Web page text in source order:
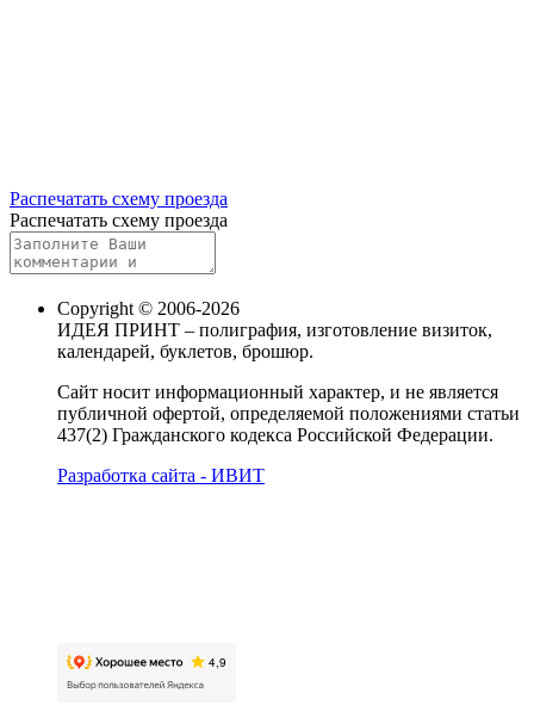
Распечатать схему проезда
Распечатать схему проезда
Copyright © 2006-2026
ИДЕЯ ПРИНТ – полиграфия, изготовление визиток,
календарей, буклетов, брошюр.
Сайт носит информационный характер, и не является
публичной офертой, определяемой положениями статьи
437(2) Гражданского кодекса Российской Федерации.
Разработка сайта - ИВИТ